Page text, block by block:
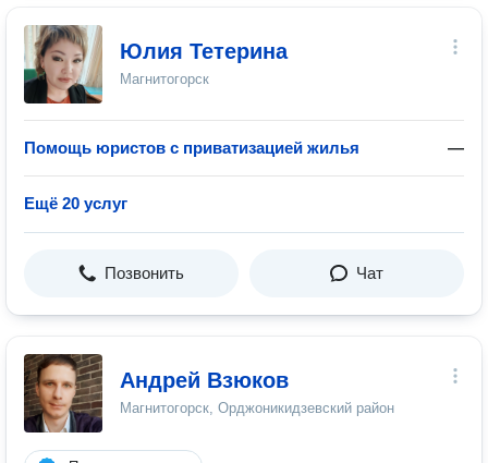
Юлия Тетерина
Магнитогорск
Помощь юристов с приватизацией жилья —
Ещё 20 услуг
Позвонить Чат
Андрей Взюков
Магнитогорск, Орджоникидзевский район